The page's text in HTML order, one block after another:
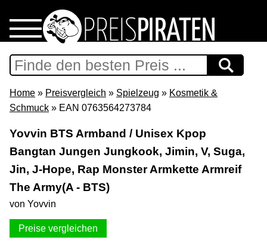
Home
Download
Support & Newsletter
Presse
Datenschutz
Home » Preisvergleich » Spielzeug » Kosmetik &
Schmuck » EAN 0763564273784
Yovvin BTS Armband / Unisex Kpop
Bangtan Jungen Jungkook, Jimin, V, Suga,
Jin, J-Hope, Rap Monster Armkette Armreif
The Army(A - BTS)
von Yovvin
Preise vergleichen